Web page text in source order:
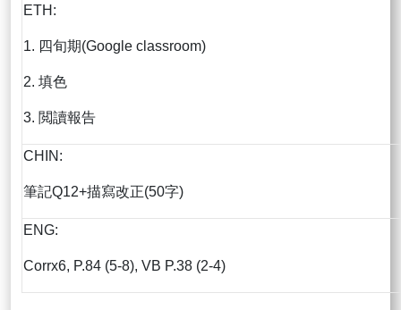
ETH:
1. 四旬期(Google classroom)
2. 填色
3. 閲讀報告
CHIN:
筆記Q12+描寫改正(50字)
ENG:
Corrx6, P.84 (5-8), VB P.38 (2-4)